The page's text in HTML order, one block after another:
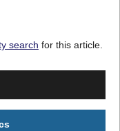
search for this article.